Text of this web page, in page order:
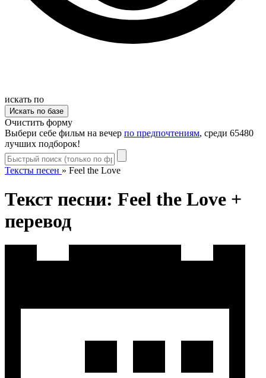
искать по
Очистить форму
Выбери себе фильм на вечер по предпочтениям, среди 65480
лучших подборок!
Тексты песен » Feel the Love
Текст песни: Feel the Love +
перевод